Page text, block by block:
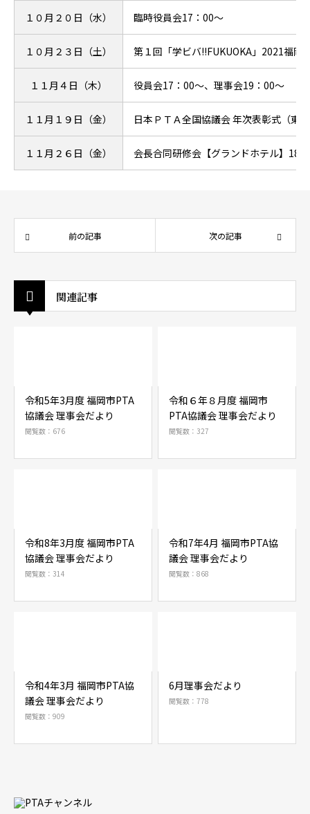
１０月２０日（水） 臨時役員会17：00～
１０月２３日（土） 第１回「学ビバ!!FUKUOKA」2021福岡
１１月４日（木） 役員会17：00～、理事会19：00～
１１月１９日（金） 日本ＰＴＡ全国協議会 年次表彰式（東
１１月２６日（金） 会長合同研修会【グランドホテル】18
前の記事 次の記事
関連記事
令和5年3月度 福岡市PTA
協議会 理事会だより
閲覧数：676
令和６年８月度 福岡市
PTA協議会 理事会だより
閲覧数：327
令和8年3月度 福岡市PTA
協議会 理事会だより
閲覧数：314
令和7年4月 福岡市PTA協
議会 理事会だより
閲覧数：868
令和4年3月 福岡市PTA協
議会 理事会だより
閲覧数：909
6月理事会だより
閲覧数：778